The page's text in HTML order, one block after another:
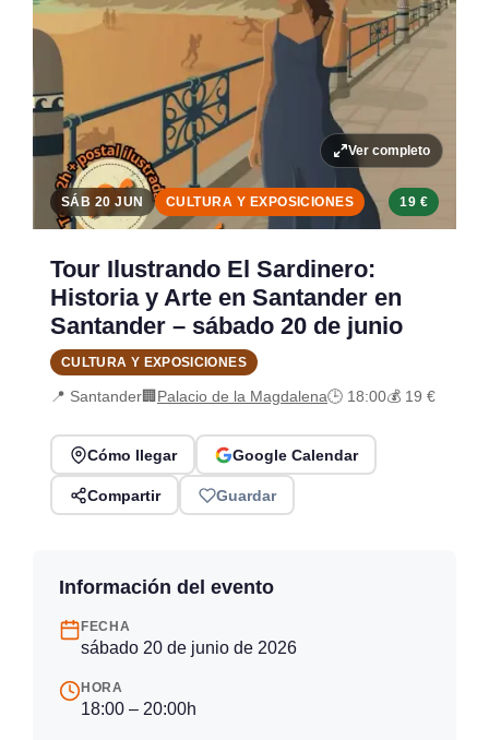
Ver completo
SÁB 20 JUN CULTURA Y EXPOSICIONES 19 €
Tour Ilustrando El Sardinero:
Historia y Arte en Santander en
Santander – sábado 20 de junio
CULTURA Y EXPOSICIONES
📍 Santander🏢 Palacio de la Magdalena🕒 18:00💰 19 €
Cómo llegar Google Calendar
Compartir Guardar
Información del evento
FECHA
sábado 20 de junio de 2026
HORA
18:00 – 20:00h